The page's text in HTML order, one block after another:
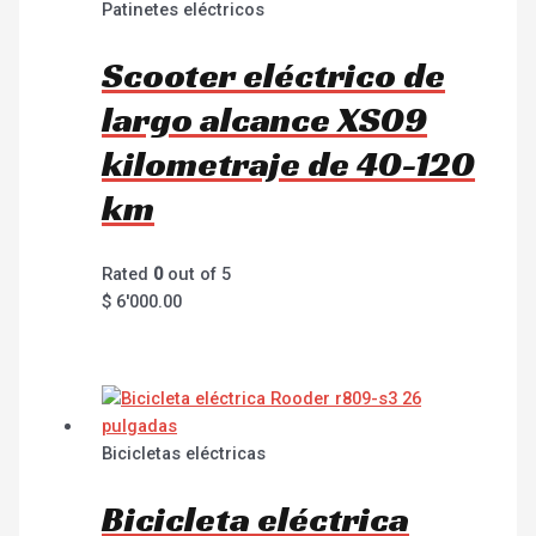
Patinetes eléctricos
Scooter eléctrico de
largo alcance XS09
kilometraje de 40-120
km
Rated 0out of 5
$ 6'000.00
Bicicletas eléctricas
Bicicleta eléctrica